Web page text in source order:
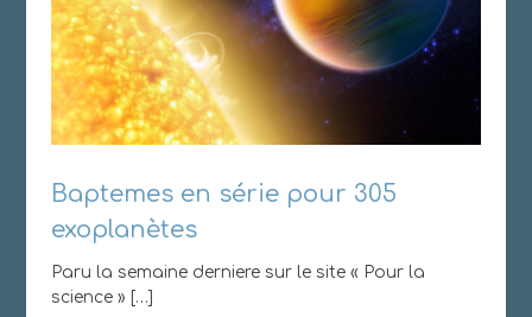
Baptemes en série pour 305
exoplanètes
Paru la semaine derniere sur le site « Pour la
science » […]